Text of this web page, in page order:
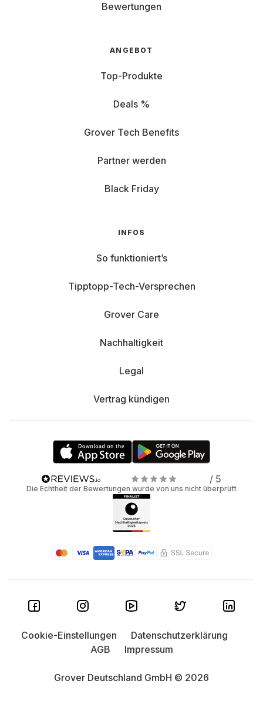
Bewertungen
ANGEBOT
Top-Produkte
Deals %
Grover Tech Benefits
Partner werden
Black Friday
INFOS
So funktioniert’s
Tipptopp-Tech-Versprechen
Grover Care
Nachhaltigkeit
Legal
Vertrag kündigen
/ 5
Die Echtheit der Bewertungen wurde von uns nicht überprüft
Grover Deutschland GmbH © 2026
Cookie-Einstellungen
Datenschutzerklärung
AGB
Impressum